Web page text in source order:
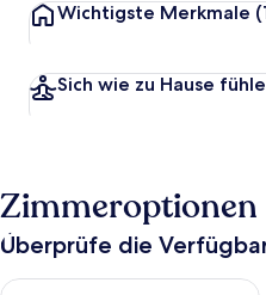
Wichtigste Merkmale
Sich wie zu Hause
Zimmeroptionen
Überprüfe die
Überprüfe die Verfügbarkeit